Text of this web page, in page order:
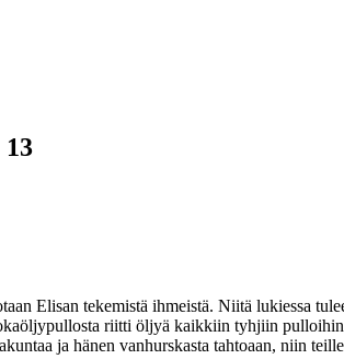
Elisan tekemistä ihmeistä. Niitä lukiessa
riitti öljyä kaikkiin tyhjiin
ja hänen vanhurskasta tahtoaan, niin